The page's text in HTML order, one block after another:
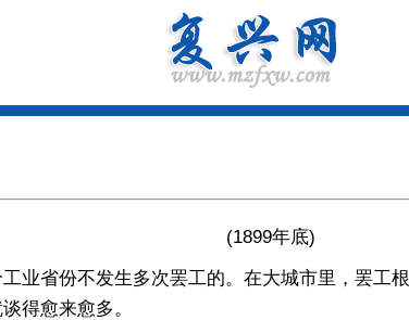
(1899年底)
省份不发生多次罢工的。在大城市里，罢工
得愈来愈多。